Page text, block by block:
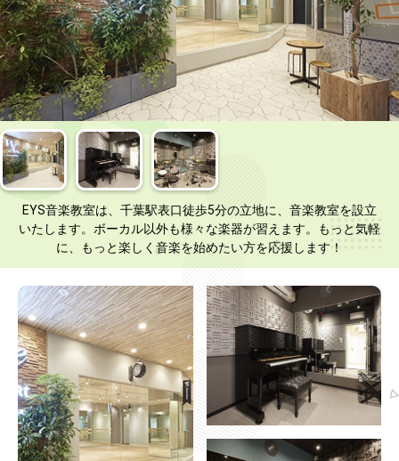
EYS音楽教室は、千葉駅表口徒歩5分の立地に、音楽教室を設立
いたします。ボーカル以外も様々な楽器が習えます。もっと気軽
に、もっと楽しく音楽を始めたい方を応援します！